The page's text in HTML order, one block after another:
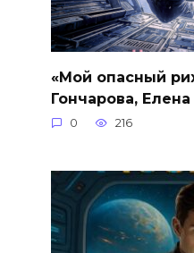
«Мой опасный
Гончарова,
0 216